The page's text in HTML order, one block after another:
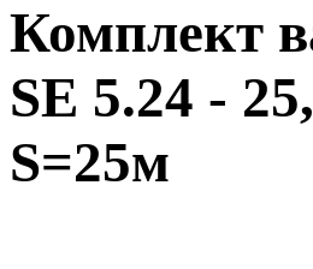
Комплект
SE 5.24 -
S=25м